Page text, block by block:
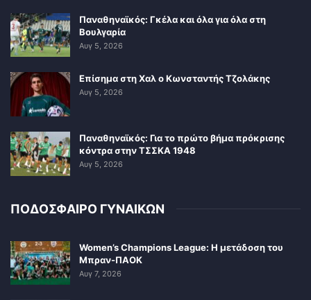
Παναθηναϊκός: Γκέλα και όλα για όλα στη
Βουλγαρία
Αυγ 5, 2026
Επίσημα στη Χαλ ο Κωνσταντής Τζολάκης
Αυγ 5, 2026
Παναθηναϊκός: Για το πρώτο βήμα πρόκρισης
κόντρα στην ΤΣΣΚΑ 1948
Αυγ 5, 2026
ΠΟΔΟΣΦΑΙΡΟ ΓΥΝΑΙΚΩΝ
Women’s Champions League: Η μετάδοση του
Μπραν-ΠΑΟΚ
Αυγ 7, 2026